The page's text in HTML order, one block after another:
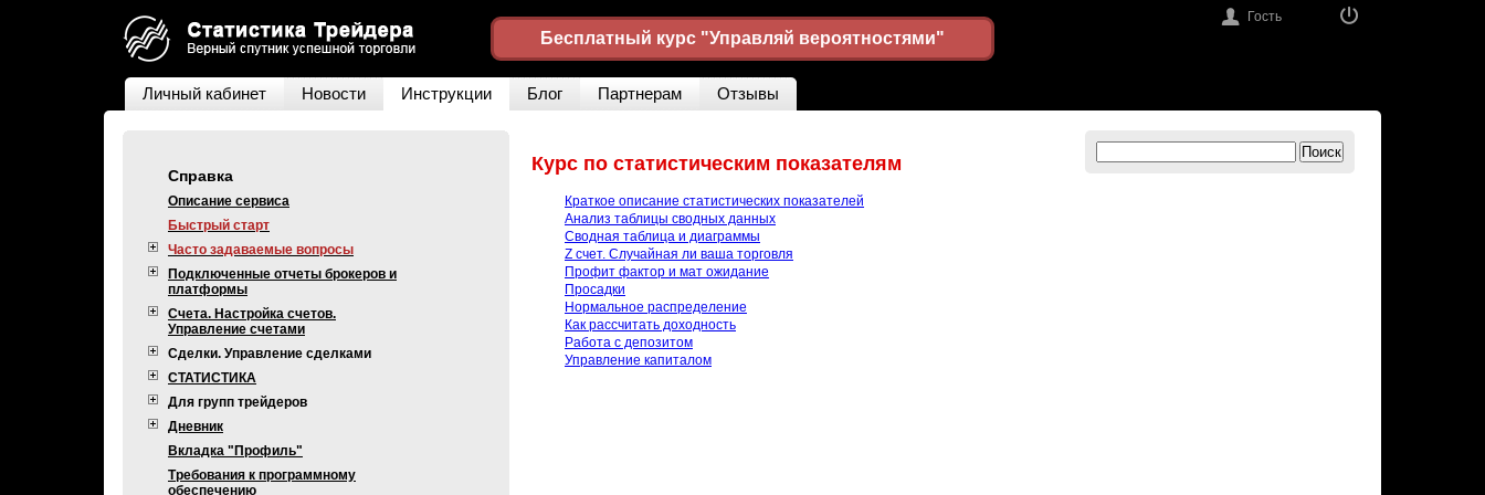
Бесплатный курс "Управляй вероятностями"
Гость
Личный кабинет Новости Инструкции Блог Партнерам Отзывы
Справка
Описание сервиса
Быстрый старт
Часто задаваемые вопросы
Подключенные отчеты брокеров и
платформы
Счета. Настройка счетов.
Управление счетами
Сделки. Управление сделками
СТАТИСТИКА
Для групп трейдеров
Дневник
Вкладка "Профиль"
Требования к программному
обеспечению
Поиск
Курс по статистическим показателям
Краткое описание статистических показателей
Анализ таблицы сводных данных
Сводная таблица и диаграммы
Z счет. Случайная ли ваша торговля
Профит фактор и мат ожидание
Просадки
Нормальное распределение
Как расcчитать доходность
Работа с депозитом
Управление капиталом